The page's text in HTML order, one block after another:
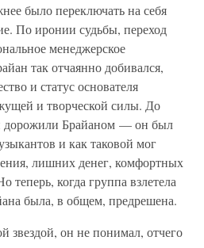
было переключать на себя
По иронии судьбы, переход
менеджерское
так отчаянно добивался,
и статус основателя
и творческой силы. До
дорожили Брайаном — он был
и как таковой мог
лишних денег, комфортных
когда группа взлетела
была, в общем, предрешена.
звездой, он не понимал, отчего